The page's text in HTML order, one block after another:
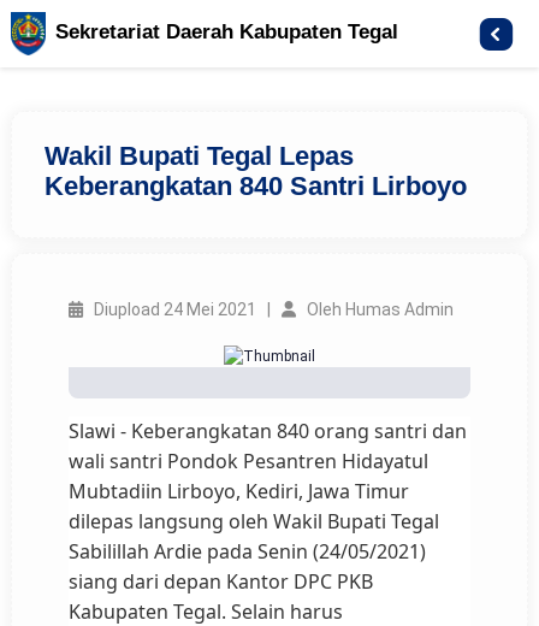
Sekretariat Daerah Kabupaten Tegal
Wakil Bupati Tegal Lepas
Keberangkatan 840 Santri Lirboyo
Diupload 24 Mei 2021 | Oleh Humas Admin
Slawi - Keberangkatan 840 orang santri dan
wali santri Pondok Pesantren Hidayatul
Mubtadiin Lirboyo, Kediri, Jawa Timur
dilepas langsung oleh Wakil Bupati Tegal
Sabilillah Ardie pada Senin (24/05/2021)
siang dari depan Kantor DPC PKB
Kabupaten Tegal. Selain harus